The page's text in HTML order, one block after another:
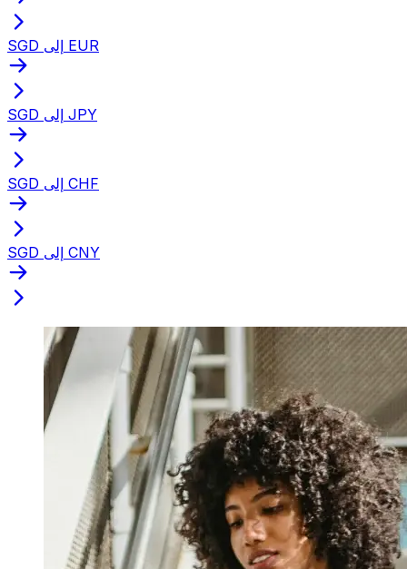
SGD إلى EUR
SGD إلى JPY
SGD إلى CHF
SGD إلى CNY